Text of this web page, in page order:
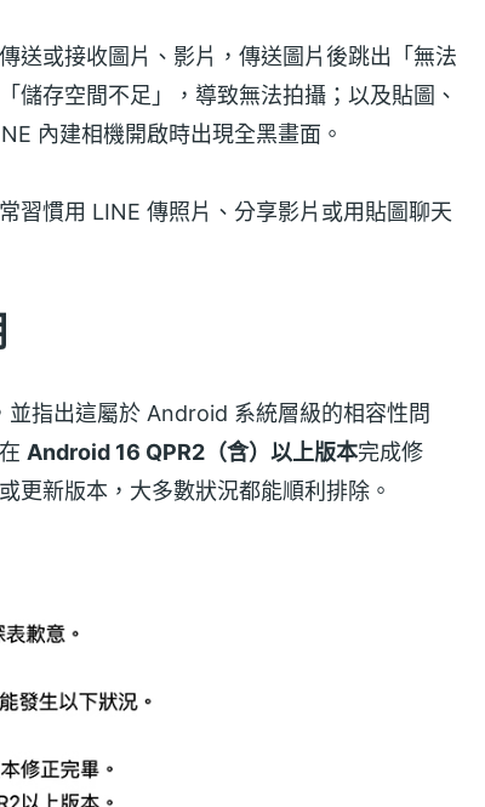
送或接收圖片、影片，傳送圖片後跳出「無法
儲存空間不足」，導致無法拍攝；以及貼圖、
內建相機開啟時出現全黑畫面。
習慣用 LINE 傳照片、分享影片或用貼圖聊天
指出這屬於 Android 系統層級的相容性問
Android 16 QPR2（含）以上版本完成修
更新版本，大多數狀況都能順利排除。